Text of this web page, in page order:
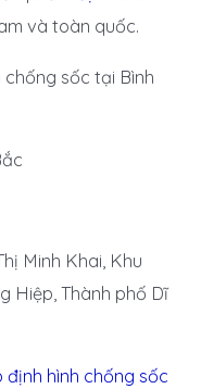
và toàn quốc.
sốc tại Bình
Minh Khai, Khu
Hiệp, Thành phố Dĩ
hình chống sốc